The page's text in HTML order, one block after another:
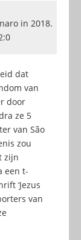
in 2018.
dat
van
door
ze 5
van São
zou
zijn
een t-
‘Jezus
van